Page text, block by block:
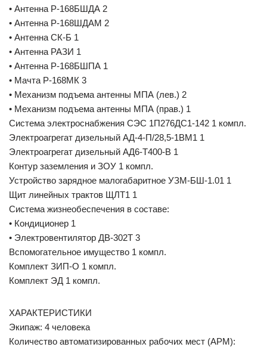
• Антенна Р-168БШДА 2
• Антенна Р-168ШДАМ 2
• Антенна СК-Б 1
• Антенна РАЗИ 1
• Антенна Р-168БШПА 1
• Мачта Р-168МК 3
• Механизм подъема антенны МПА (лев.) 2
• Механизм подъема антенны МПА (прав.) 1
Система электроснабжения СЭС 1П276ДС1-142 1 компл.
Электроагрегат дизельный АД-4-П/28,5-1ВМ1 1
Электроагрегат дизельный АД6-Т400-В 1
Контур заземления и ЗОУ 1 компл.
Устройство зарядное малогабаритное УЗМ-БШ-1.01 1
Щит линейных трактов ЩЛТ1 1
Система жизнеобеспечения в составе:
• Кондиционер 1
• Электровентилятор ДВ-302Т 3
Вспомогательное имущество 1 компл.
Комплект ЗИП-О 1 компл.
Комплект ЭД 1 компл.
ХАРАКТЕРИСТИКИ
Экипаж: 4 человека
Количество автоматизированных рабочих мест (АРМ):